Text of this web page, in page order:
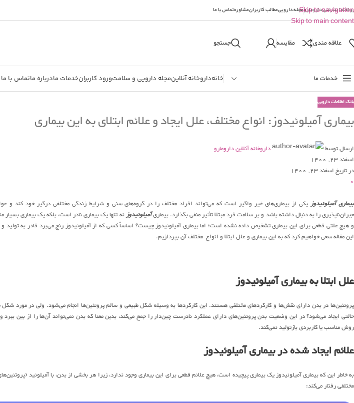
Skip to navigation
Skip to main content
اینترنتی دارومارومجله داروییمطالب کاربرانمشاورهتماس با ما
علاقه مندی مقایسه جستجو
خدمات ما خانهداروخانه آنلاینمجله دارویی و سلامتورود کاربرانخدمات مادرباره ماتماس با ما
بانک اطلاعات دارویی
بیماری آمیلوئیدوز: انواع مختلف، علل ایجاد و علائم ابتلای به این بیماری
ارسال توسط
داروخانه آنلاین دارومارو
اسفند 23, 1400
در تاریخ اسفند 23, 1400
0
بیماری آمیلوئیدوزیکی از بیماری‌های غیر واگیر است که می‌تواند افراد مختلف را در گروه‌های سنی و شرایط زندگی مختلفی درگیر خود کند و
جبران‌ناپذیری را به دنبال داشته باشد و بر سلامت فرد مبتلا تأثیر منفی بگذارد. بیماریآمیلوئیدوزنه تنها یک بیماری نادر است، بلکه یک بیماری بسیار
و هیچ علتی قطعی برای این بیماری تشخیص داده نشده است؛ اما بیماری آمیلوئیدوز چیست؟ اساساً کسی که از آمیلوئیدوز رنج می‌برد قادر به
این مقاله سعی خواهیم کرد که به این بیماری و علل ابتلا و انواع مختلف آن بپردازیم.
علل ابتلا به بیماری آمیلوئیدوز
پروتئین‌ها در بدن دارای نقش‌ها و کارکردهای مختلفی هستند. این کارکردها به وسیله شکل طبیعی و سالم پروتئین‌ها انجام می‌شود. ولی در مورد
حالتی ایجاد می‌شود؟ در این وضعیت بدن پروتئین‌های دارای عملکرد نادرست چین‌دار را جمع می‌کند، بدین معنا که بدن نمی‌تواند آن‌ها را از بین
روش مناسب یا کاربردی بازتولید نمی‌کند.
علائم ایجاد شده در بیماری آمیلوئیدوز
به خاطر این که بیماری آمیلوئیدوز یک بیماری پیچیده است، هیچ علائم قطعی برای این بیماری وجود ندارد، زیرا هر بخشی از بدن، با آمیلوئید
مختلفی رفتار می‌کند: